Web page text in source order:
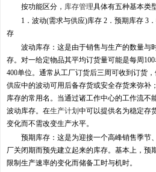
按功能区分， 库存管理具体有五种基本类
1．波动(需求与供应)库存 2．预期库存 3．
存
波动库存：这是由于销售与生产的数量与
存。对一给定物品其平均订货量可能是每周
400单位。通常从工厂订货后三周可收到订货
供应中的波动可用后备存货或安全存货来弥补
库存的常用名。当通过诸工作中心的工作流不
波动库存。在生产计划 中可以提供名为稳定存
变化而不需改变生产水平。
预期库存：这是为迎接一个高峰销售季节
厂关闭期而预先建立起来的库存。基本上，预
限制生产速率的变化而储备工时与机时。